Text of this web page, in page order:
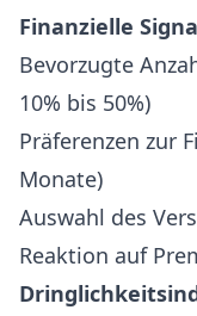
Finanzielle
Bevorzugte
10% bis 50%)
Präferenzen zur
Monate)
Auswahl des
Reaktion auf